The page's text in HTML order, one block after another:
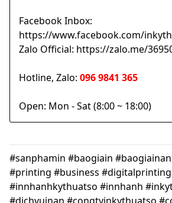
Facebook Inbox:
https://www.facebook.com/
Zalo Official: https://zalo.me/
Hotline, Zalo: 096 9841 365
Open: Mon - Sat (8:00 ~ 18:00)
#sanphamin #baogiain
#printing #business #digitalprinting
#innhanhkythuatso #innhanh